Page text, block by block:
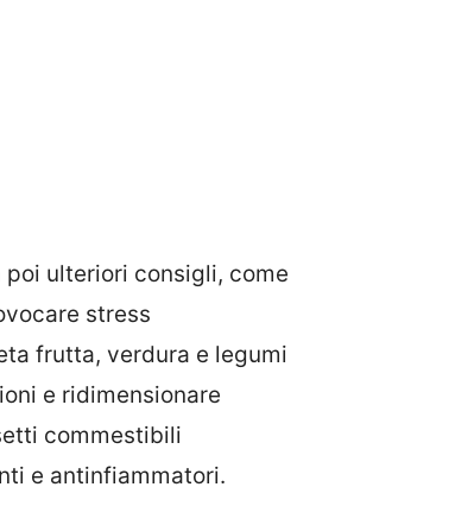
poi ulteriori consigli, come
stress
frutta, verdura e legumi
e ridimensionare
commestibili
e antinfiammatori.